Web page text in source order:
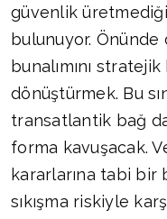
güvenlik
bulunuyor. Önünde
bunalımını
dönüştürmek. Bu
transatlantik bağ
forma kavuşacak.
kararlarına tabi bir
sıkışma riskiyle